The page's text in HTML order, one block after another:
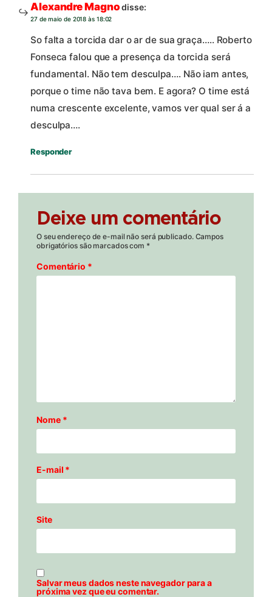
Alexandre Magno disse:
27 de maio de 2018 às 18:02
So falta a torcida dar o ar de sua graça….. Roberto
Fonseca falou que a presença da torcida será
fundamental. Não tem desculpa…. Não iam antes,
porque o time não tava bem. E agora? O time está
numa crescente excelente, vamos ver qual ser á a
desculpa….
Responder
Deixe um comentário
O seu endereço de e-mail não será publicado. Campos
obrigatórios são marcados com *
Comentário *
Nome *
E-mail *
Site
Salvar meus dados neste navegador para a
próxima vez que eu comentar.